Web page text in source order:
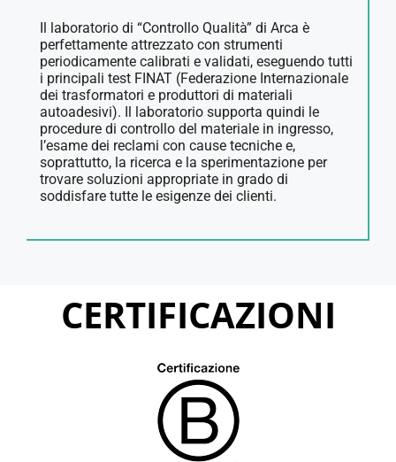
Il laboratorio di “Controllo Qualità” di Arca è
perfettamente attrezzato con strumenti
periodicamente calibrati e validati, eseguendo tutti
i principali test FINAT (Federazione Internazionale
dei trasformatori e produttori di materiali
autoadesivi). Il laboratorio supporta quindi le
procedure di controllo del materiale in ingresso,
l’esame dei reclami con cause tecniche e,
soprattutto, la ricerca e la sperimentazione per
trovare soluzioni appropriate in grado di
soddisfare tutte le esigenze dei clienti.
CERTIFICAZIONI